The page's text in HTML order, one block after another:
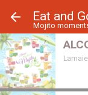
Eat and
Mojito